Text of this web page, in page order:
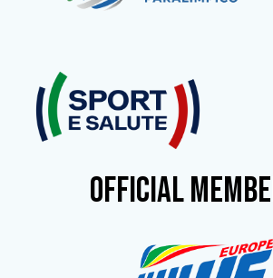
OFFICIAL